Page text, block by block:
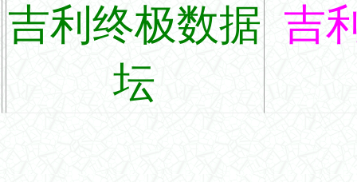
吉利终极数据
坛
吉